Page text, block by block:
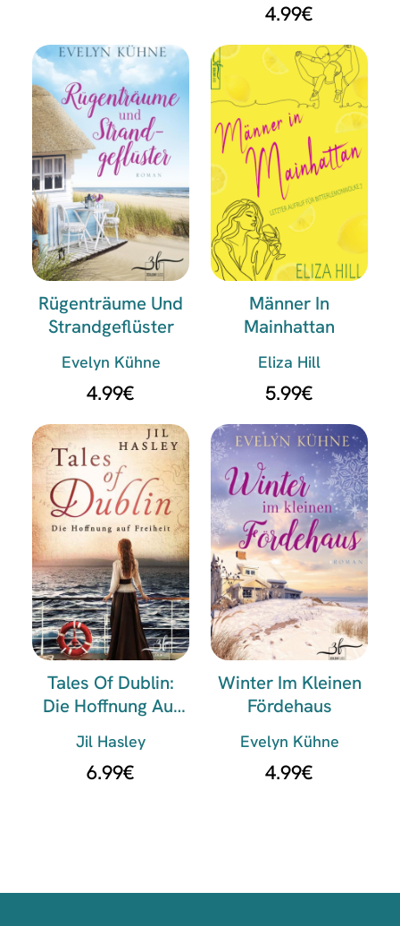
4.99€
Rügenträume Und
Strandgeflüster
Evelyn Kühne
4.99€
Männer In
Mainhattan
Eliza Hill
5.99€
Tales Of Dublin:
Die Hoffnung Auf
Jil Hasley
6.99€
Winter Im Kleinen
Fördehaus
Evelyn Kühne
4.99€